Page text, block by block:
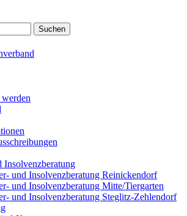
Insolvenzberatung
und Insolvenzberatung Reinickendorf
und Insolvenzberatung Mitte/Tiergarten
und Insolvenzberatung Steglitz-Zehlendorf